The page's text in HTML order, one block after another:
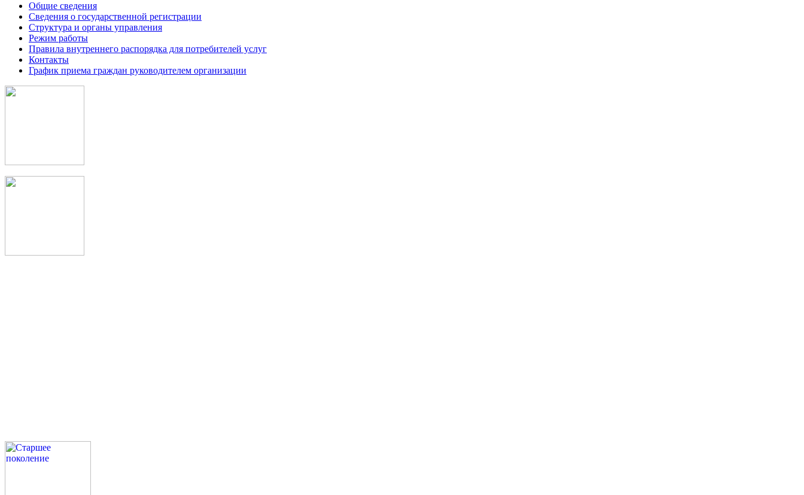
Общие сведения
Сведения о государственной регистрации
Структура и органы управления
Режим работы
Правила внутреннего распорядка для потребителей услуг
Контакты
График приема граждан руководителем организации